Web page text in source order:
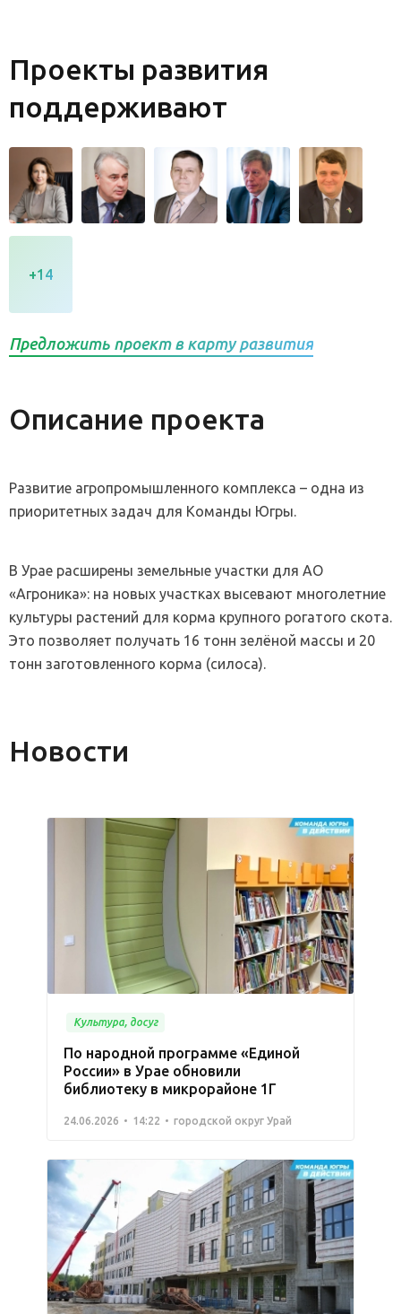
Проекты развития
поддерживают
+14
Предложить проект в карту развития
Описание проекта
Развитие агропромышленного комплекса – одна из
приоритетных задач для Команды Югры.
В Урае расширены земельные участки для АО
«Агроника»: на новых участках высевают многолетние
культуры растений для корма крупного рогатого скота.
Это позволяет получать 16 тонн зелёной массы и 20
тонн заготовленного корма (силоса).
Новости
Культура, досуг
По народной программе «Единой
России» в Урае обновили
библиотеку в микрорайоне 1Г
24.06.2026 14:22 городской округ Урай